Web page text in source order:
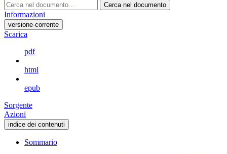
Cerca nel documento
Informazioni
versione-corrente
Scarica
pdf
html
epub
Sorgente
Azioni
indice dei contenuti
Sommario